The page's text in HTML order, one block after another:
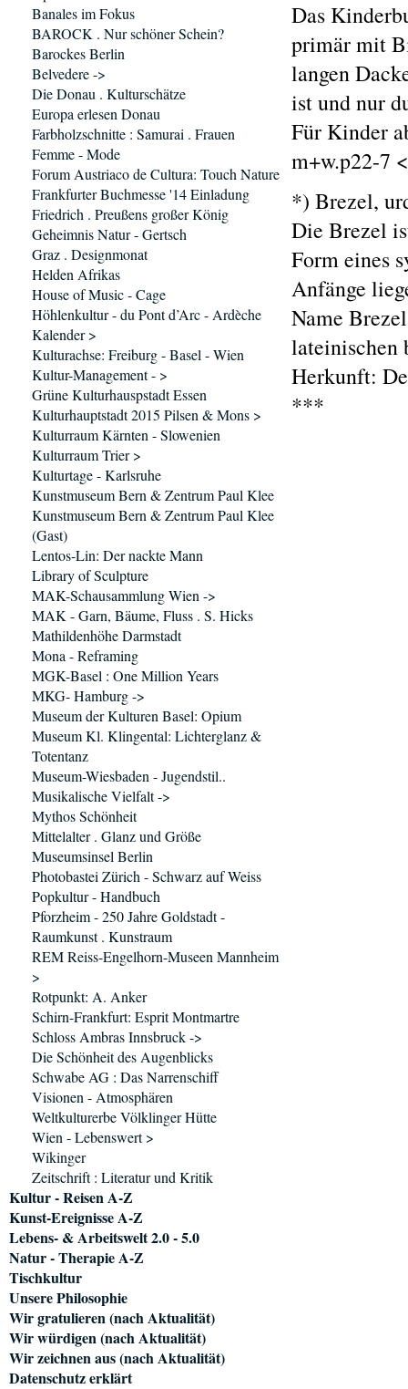
Das
primär mit
langen
ist und nur
Für Kinder
m+w.p22-7
*) Brezel,
Die Brezel
Form eines
Anfänge
Name
lateinischen
Herkunft:
***
Banales im Fokus
BAROCK . Nur schöner Schein?
Barockes Berlin
Belvedere ->
Die Donau . Kulturschätze
Europa erlesen Donau
Farbholzschnitte : Samurai . Frauen
Femme - Mode
Forum Austriaco de Cultura: Touch Nature
Frankfurter Buchmesse '14 Einladung
Friedrich . Preußens großer König
Geheimnis Natur - Gertsch
Graz . Designmonat
Helden Afrikas
House of Music - Cage
Höhlenkultur - du Pont d’Arc - Ardèche
Kalender >
Kulturachse: Freiburg - Basel - Wien
Kultur-Management - >
Grüne Kulturhauspstadt Essen
Kulturhauptstadt 2015 Pilsen & Mons >
Kulturraum Kärnten - Slowenien
Kulturraum Trier >
Kulturtage - Karlsruhe
Kunstmuseum Bern & Zentrum Paul Klee
Kunstmuseum Bern & Zentrum Paul Klee
(Gast)
Lentos-Lin: Der nackte Mann
Library of Sculpture
MAK-Schausammlung Wien ->
MAK - Garn, Bäume, Fluss . S. Hicks
Mathildenhöhe Darmstadt
Mona - Reframing
MGK-Basel : One Million Years
MKG- Hamburg ->
Museum der Kulturen Basel: Opium
Museum Kl. Klingental: Lichterglanz &
Totentanz
Museum-Wiesbaden - Jugendstil..
Musikalische Vielfalt ->
Mythos Schönheit
Mittelalter . Glanz und Größe
Museumsinsel Berlin
Photobastei Zürich - Schwarz auf Weiss
Popkultur - Handbuch
Pforzheim - 250 Jahre Goldstadt -
Raumkunst . Kunstraum
REM Reiss-Engelhorn-Museen Mannheim
>
Rotpunkt: A. Anker
Schirn-Frankfurt: Esprit Montmartre
Schloss Ambras Innsbruck ->
Die Schönheit des Augenblicks
Schwabe AG : Das Narrenschiff
Visionen - Atmosphären
Weltkulturerbe Völklinger Hütte
Wien - Lebenswert >
Wikinger
Zeitschrift : Literatur und Kritik
Kultur - Reisen A-Z
Kunst-Ereignisse A-Z
Lebens- & Arbeitswelt 2.0 - 5.0
Natur - Therapie A-Z
Tischkultur
Unsere Philosophie
Wir gratulieren (nach Aktualität)
Wir würdigen (nach Aktualität)
Wir zeichnen aus (nach Aktualität)
Datenschutz erklärt